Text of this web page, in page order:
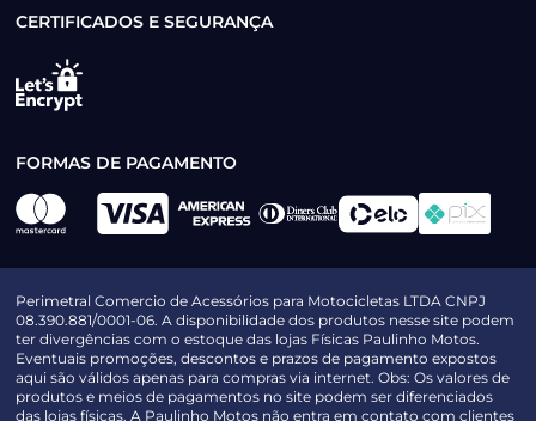
CERTIFICADOS E SEGURANÇA
FORMAS DE PAGAMENTO
Perimetral Comercio de Acessórios para Motocicletas LTDA CNPJ
08.390.881/0001-06. A disponibilidade dos produtos nesse site podem
ter divergências com o estoque das lojas Físicas Paulinho Motos.
Eventuais promoções, descontos e prazos de pagamento expostos
aqui são válidos apenas para compras via internet. Obs: Os valores de
produtos e meios de pagamentos no site podem ser diferenciados
das lojas físicas. A Paulinho Motos não entra em contato com clientes